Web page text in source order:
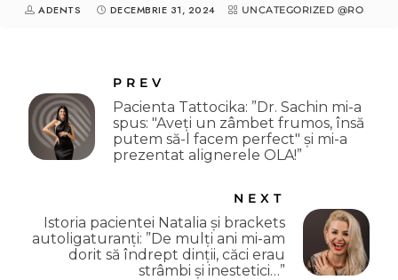
ADENTS DECEMBRIE 31, 2024 UNCATEGORIZED @RO
PREV
Pacienta Tattocika: ”Dr. Sachin mi-a
spus: "Aveți un zâmbet frumos, însă
putem să-l facem perfect" și mi-a
prezentat alignerele OLA!”
NEXT
Istoria pacientei Natalia și brackets
autoligaturanți: ”De mulți ani mi-am
dorit să îndrept dinții, căci erau
strâmbi și inestetici…”